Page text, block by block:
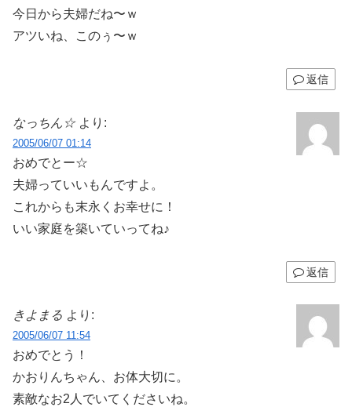
今日から夫婦だね〜ｗ
アツいね、このぅ〜ｗ
返信
なっちん☆ より:
2005/06/07 01:14
おめでとー☆
夫婦っていいもんですよ。
これからも末永くお幸せに！
いい家庭を築いていってね♪
返信
きよまる より:
2005/06/07 11:54
おめでとう！
かおりんちゃん、お体大切に。
素敵なお2人でいてくださいね。